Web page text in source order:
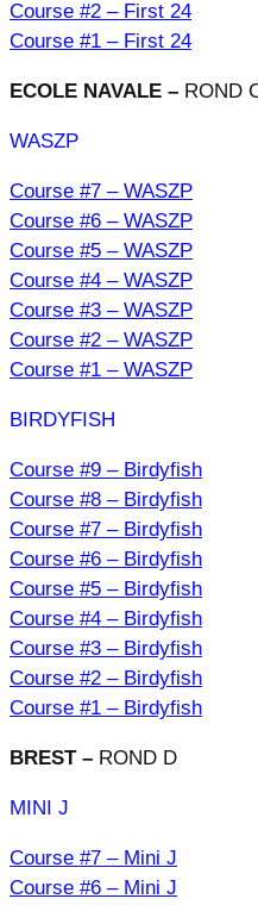
Course #2 – First 24
Course #1 – First 24
ECOLE NAVALE – ROND
WASZP
Course #7 – WASZP
Course #6 – WASZP
Course #5 – WASZP
Course #4 – WASZP
Course #3 – WASZP
Course #2 – WASZP
Course #1 – WASZP
BIRDYFISH
Course #9 – Birdyfish
Course #8 – Birdyfish
Course #7 – Birdyfish
Course #6 – Birdyfish
Course #5 – Birdyfish
Course #4 – Birdyfish
Course #3 – Birdyfish
Course #2 – Birdyfish
Course #1 – Birdyfish
BREST – ROND D
MINI J
Course #7 – Mini J
Course #6 – Mini J